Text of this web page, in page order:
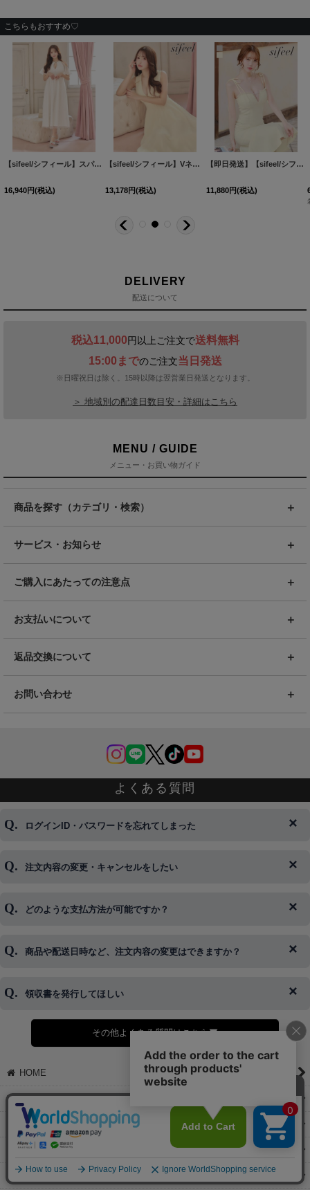
こちらもおすすめ♡
2]
[S3132YN] [S3168YN]
【sifeel/シフィール】スパンコールチュールワンピースドレス/キャバドレス【S-Lサイズ/1カラー】[OF03] 【YN】dzwsLD
16,940円(税込)
【sifeel/シフィール】Vネックフロントジップシフォンワンピースドレス/キャバドレス【S-Mサイズ/1カラー】[OF03] 【YN】dzwvLD
13,178円(税込)
【即日発送】【sifeel/シフィール】肩紐リボンキャミソールマーメイドミディアムワンピースドレス/キャバドレス【XS-Lサイズ/2カラー】[OF03] 【YN】dzp
11,880円(税込)
DELIVERY
配送について
税込11,000円以上ご注文で送料無料
15:00までのご注文当日発送
※日曜祝日は除く。15時以降は翌営業日発送となります。
＞ 地域別の配達日数目安・詳細はこちら
MENU / GUIDE
メニュー・お買い物ガイド
商品を探す（カテゴリ・検索）
サービス・お知らせ
ご購入にあたっての注意点
お支払いについて
返品交換について
お問い合わせ
よくある質問
ログインID・パスワードを忘れてしまった
◆下記ページより、ログインIDの変更が可能です。
注文内容の変更・キャンセルをしたい
◆即日発送を行なっている関係上、午後以降のご連絡やキャンセル
※発送後、発送準備が完了しお手続きが間に合わない場合は変更、
どのような支払方法が可能ですか？
◆代金引換・クレジットカード・携帯キャリア決済・おねだり決
＞詳細は画像をタップ＜
商品や配送日時など、注文内容の変更はできますか？
◆商品発送前の変更は承っております。
さい。
領収書を発行してほしい
◆領収書はご希望頂いた場合のみ発行しております。
【これからご注文する場合】
STEP2「お届け先・お支払い」ページにて備考欄に下記の記載をお
願いします。
①領収書希望
②宛名（空欄は上様は不可）
③但し書き（空欄やお品代は不可）
【すでにご注文が完了している場合】
その他よくある質問はこちら▼
HOME
ショッピングカート
マイページ
お気に入り
特定商取引法表示